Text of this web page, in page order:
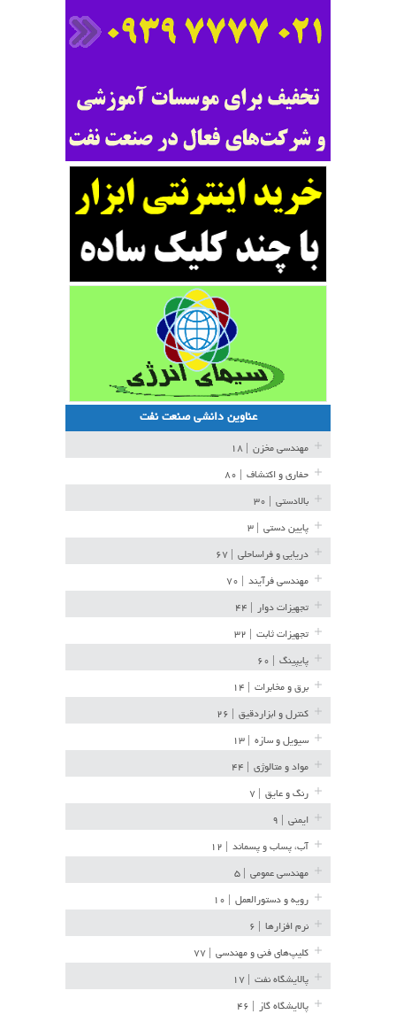
عناوین دانشی صنعت نفت
مهندسی مخزن
حفاری و اکتشاف
بالادستی
پایین دستی
دریایی و فراساحلی
مهندسی فرآیند
تجهیزات دوار
تجهیزات ثابت
پایپینگ
برق و مخابرات
کنترل و ابزاردقیق
سیویل و سازه
مواد و متالوژی
رنگ و عایق
ایمنی
آب، پساب و پسماند
مهندسی عمومی
رویه و دستورالعمل
نرم افزارها
کلیپ‌های فنی و مهندسی
پالایشگاه نفت
پالایشگاه گاز